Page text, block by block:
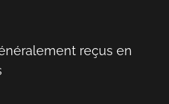
reçus en